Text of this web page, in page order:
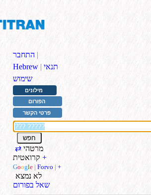
התחבר |
Hebrew | תנאי
שימוש
מילונים
הפורום
פרטי הקשר
מרטהי ⇄
+
Google | Forvo | +
לא נמצא
שאל בפורום